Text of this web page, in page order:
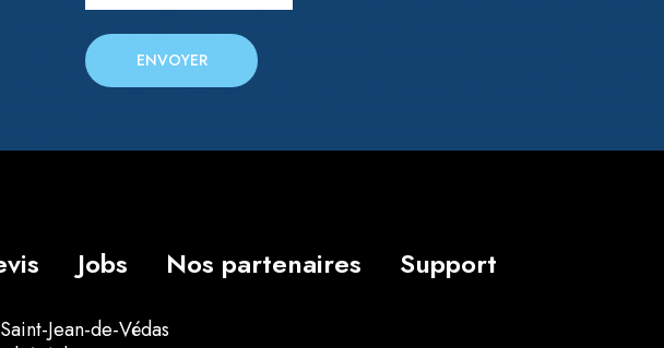
M
s
l
h
a
h
Jobs Nos partenaires Support
Jean-de-Védas